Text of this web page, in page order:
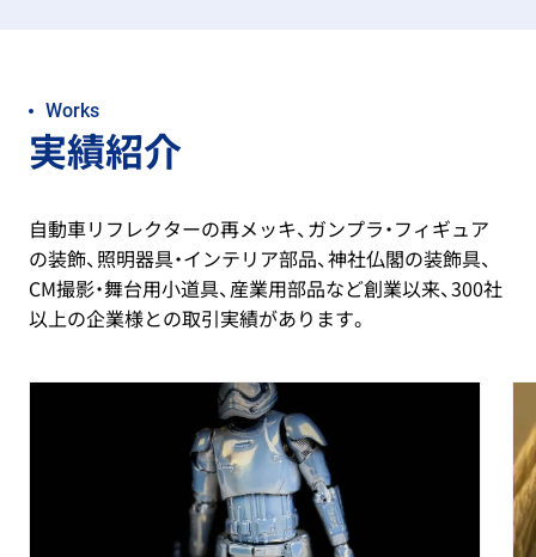
Works
実績紹介
自動車リフレクターの再メッキ、ガンプラ・フィギュア
の装飾、照明器具・インテリア部品、神社仏閣の装飾具、
CM撮影・舞台用小道具、産業用部品など創業以来、300社
以上の企業様との取引実績があります。